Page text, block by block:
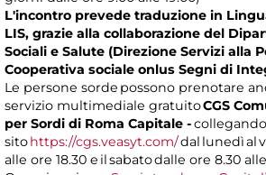
L'incontro prevede traduzione in
LIS, grazie alla collaborazione del
Sociali e Salute (Direzione Servizi alla
Cooperativa sociale onlus Segni di
Le persone sorde possono prenotare
servizio multimediale gratuitoCGS
per Sordi di Roma Capitale -
sitohttps://cgs.veasyt.com/dal lunedì al
alle ore 18.30 e il sabato dalle ore 8.30